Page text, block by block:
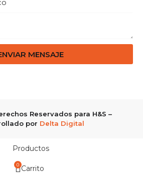
MENSAJE
Reservados para H&S –
por Delta Digital
Productos
0 Carrito